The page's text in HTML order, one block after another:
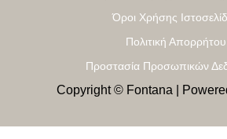
Όροι Χρήσης
Πολιτική Απορρήτου
Προστασία Προσωπικών
Copyright © Fontana |